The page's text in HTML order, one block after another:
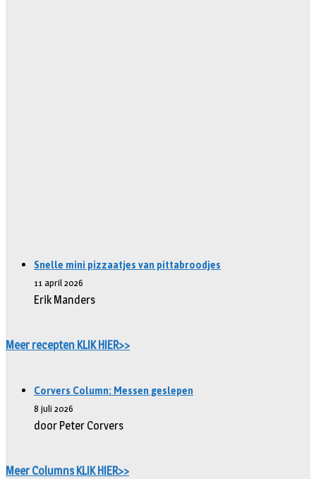
Snelle mini pizzaatjes van pittabroodjes
11 april 2026
Erik Manders
Meer recepten KLIK HIER>>
Corvers Column: Messen geslepen
8 juli 2026
door Peter Corvers
Meer Columns KLIK HIER>>